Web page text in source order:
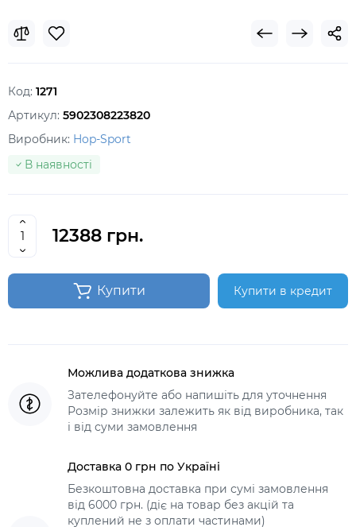
Код: 1271
Артикул: 5902308223820
Виробник: Hop-Sport
В наявності
12388 грн.
Купити Купити в кредит
Можлива додаткова знижка
Зателефонуйте або напишіть для уточнення
Розмір знижки залежить як від виробника, так
і від суми замовлення
Доставка 0 грн по Україні
Безкоштовна доставка при сумі замовлення
від 6000 грн. (діє на товар без акцій та
куплений не з оплати частинами)